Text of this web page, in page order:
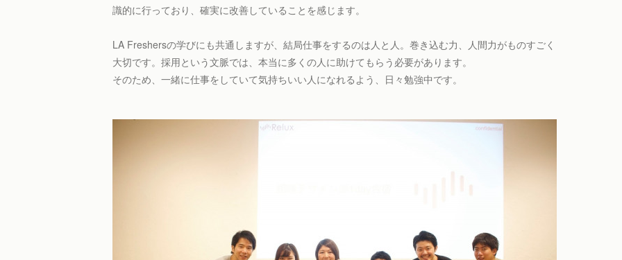
識的に行っており、確実に改善していることを感じます。
LA Freshersの学びにも共通しますが、結局仕事をするのは人と人。巻き込む力、人間力がものすごく
大切です。採用という文脈では、本当に多くの人に助けてもらう必要があります。
そのため、一緒に仕事をしていて気持ちいい人になれるよう、日々勉強中です。